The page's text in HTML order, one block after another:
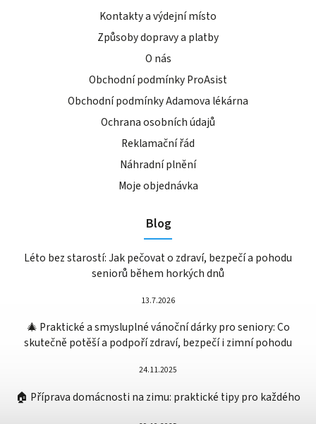
Kontakty a výdejní místo
Způsoby dopravy a platby
O nás
Obchodní podmínky ProAsist
Obchodní podmínky Adamova lékárna
Ochrana osobních údajů
Reklamační řád
Náhradní plnění
Moje objednávka
Blog
Léto bez starostí: Jak pečovat o zdraví, bezpečí a pohodu
seniorů během horkých dnů
13.7.2026
🎄 Praktické a smysluplné vánoční dárky pro seniory: Co
skutečně potěší a podpoří zdraví, bezpečí i zimní pohodu
24.11.2025
🏠 Příprava domácnosti na zimu: praktické tipy pro každého